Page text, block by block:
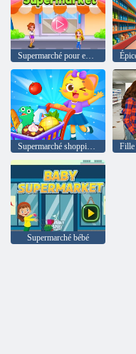
Supermarché shopping pour les enfants
Supermarché bébé